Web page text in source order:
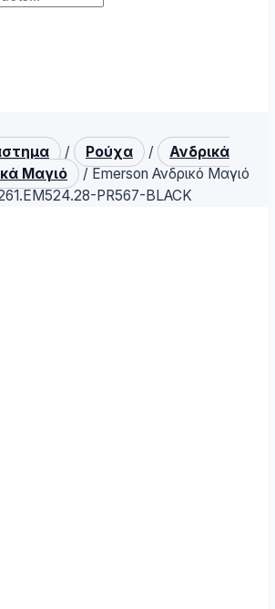
/ Ρούχα /
Ανδρικά
Μαγιό / Emerson Ανδρικό Μαγιό
PR567-BLACK